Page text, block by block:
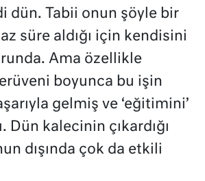
dün. Tabii onun şöyle bir
süre aldığı için kendisini
Ama özellikle
boyunca bu işin
gelmiş ve ‘eğitimini’
Dün kalecinin çıkardığı
dışında çok da etkili